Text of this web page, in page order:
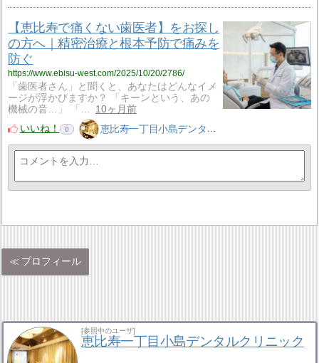
【恵比寿で痛くない歯医者】をお探し
の方へ｜精密治療と根本予防で痛みを
防ぐ
https://www.ebisu-west.com/2025/10/20/2786/
「歯医者さん」と聞くと、あなたはどんなイメ
ージが浮かびますか？ 「キーンという、あの
機械の音…」 「…
10ヶ月前
いいね！
0 恵比寿一丁目小島デンタルクリニック
プロフィール
[参照中のユーザ]
恵比寿一丁目小島デンタルクリニック